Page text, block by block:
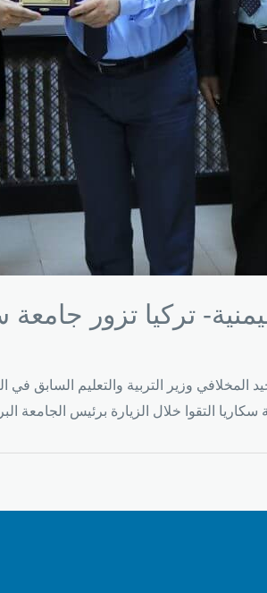
تركيا تزور جامعة
المخلافي وزير التربية والتعليم
سكاريا التقوا خلال الزيارة برئيس